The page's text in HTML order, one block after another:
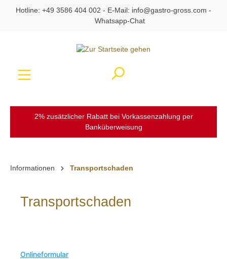
springen
Hotline: +49 3586 404 002 - E-Mail: info@gastro-gross.com -
Whatsapp-Chat
2% zusätzlicher Rabatt bei Vorkassenzahlung per
Banküberweisung
Informationen Transportschaden
Transportschaden
Onlineformular